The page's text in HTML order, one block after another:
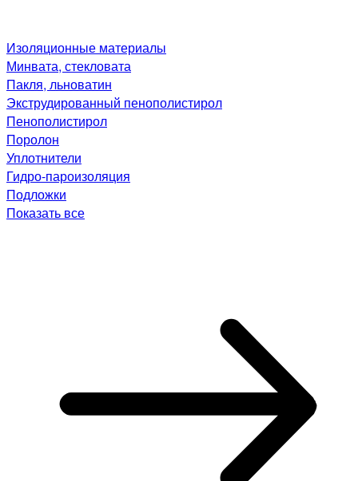
Изоляционные материалы
Минвата, стекловата
Пакля, льноватин
Экструдированный пенополистирол
Пенополистирол
Поролон
Уплотнители
Гидро-пароизоляция
Подложки
Показать все